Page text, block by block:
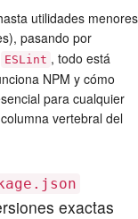
utilidades menores
pasando por
ESLint , todo está
NPM y cómo
para cualquier
vertebral del
exactas